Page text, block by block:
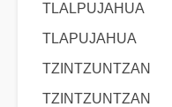
TLALPUJAHUA
TLAPUJAHUA
TZINTZUNTZAN
TZINTZUNTZAN